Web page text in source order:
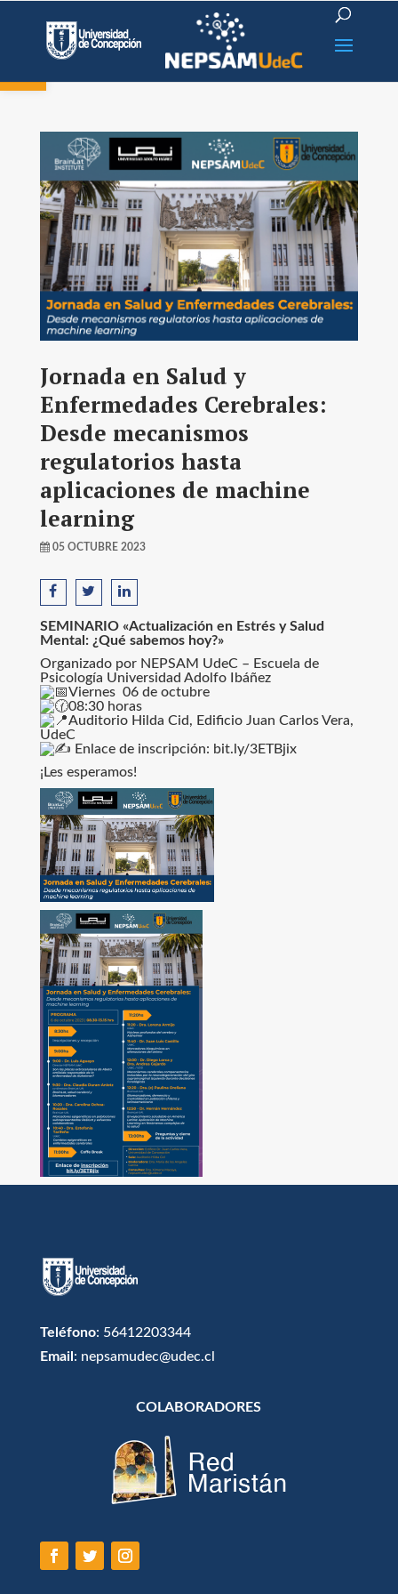
Open toolbar
Jornada en Salud y
Enfermedades Cerebrales:
Desde mecanismos
regulatorios hasta
aplicaciones de machine
learning
05 OCTUBRE 2023
SEMINARIO «Actualización en Estrés y Salud
Mental: ¿Qué sabemos hoy?»
Organizado por NEPSAM UdeC – Escuela de
Psicología Universidad Adolfo Ibáñez
Viernes 06 de octubre
08:30 horas
Auditorio Hilda Cid, Edificio Juan Carlos Vera,
UdeC
Enlace de inscripción: bit.ly/3ETBjix
¡Les esperamos!
Teléfono: 56412203344
Email : nepsamudec@udec.cl
COLABORADORES